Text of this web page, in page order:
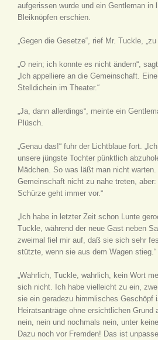
aufgerissen wurde und ein Gentleman in
Bleiknöpfen erschien.
„Gegen die Gesetze“, rief Mr. Tuckle,
„O nein; ich konnte es nicht ändern“,
„Ich appelliere an die Gemeinschaft.
Stelldichein im Theater.“
„Ja, dann allerdings“, meinte ein
Plüsch.
„Genau das!“ fuhr der Lichtblaue fort.
unsere jüngste Tochter pünktlich
Mädchen. So was läßt man nicht
Gemeinschaft nicht zu nahe treten,
Schürze geht immer vor.“
„Ich habe in letzter Zeit schon Lunte
Tuckle, während der neue Gast neben
zweimal fiel mir auf, daß sie sich sehr
stützte, wenn sie aus dem Wagen stieg.“
„Wahrlich, Tuckle, wahrlich, kein Wort
sich nicht. Ich habe vielleicht zu ein,
sie ein geradezu himmlisches Geschöpf
Heiratsanträge ohne ersichtlichen Grund
nein, nein und nochmals nein, unter
Dazu noch vor Fremden! Das ist